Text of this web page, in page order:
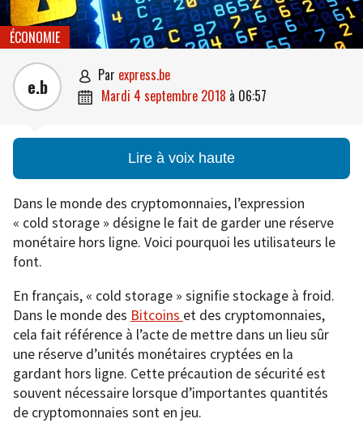
ÉCONOMIE
e.b  par express.be
 mardi 4 septembre 2018 à 06:57
Lire à voix haute
Dans le monde des cryptomonnaies, l’expression
« cold storage » désigne le fait de garder une réserve
monétaire hors ligne. Voici pourquoi les utilisateurs le
font.
En français, « cold storage » signifie stockage à froid.
Dans le monde des Bitcoins et des cryptomonnaies,
cela fait référence à l’acte de mettre dans un lieu sûr
une réserve d’unités monétaires cryptées en la
gardant hors ligne. Cette précaution de sécurité est
souvent nécessaire lorsque d’importantes quantités
de cryptomonnaies sont en jeu.